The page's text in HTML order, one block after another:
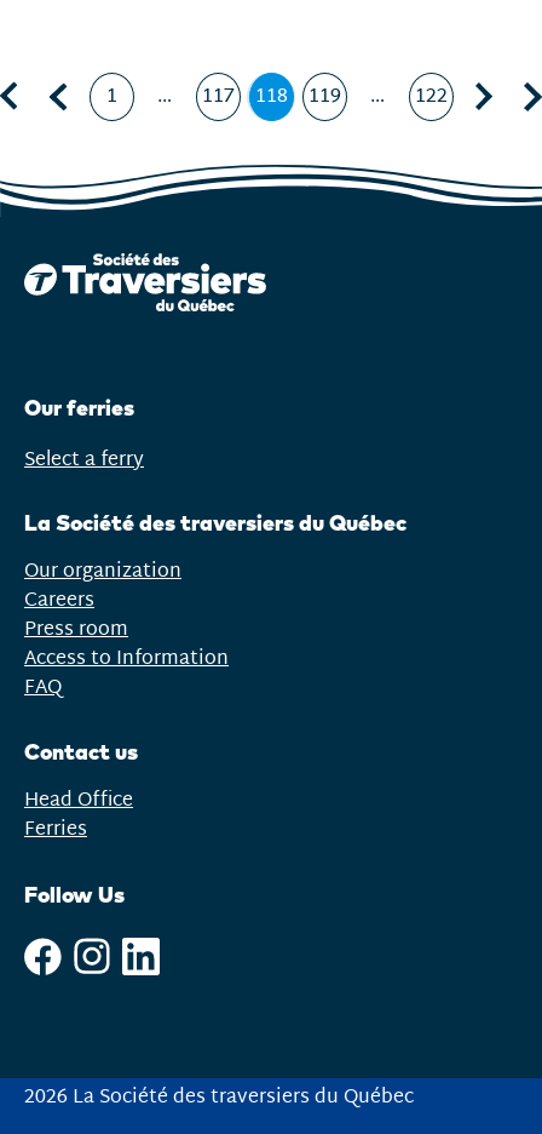
First page Previous page, page Page
1 … Page
117 Page
118
,
page
Page
119 … Page
122 Next page, page 119
Our ferries
Open
Select a ferry
La Société des traversiers du Québec
Our organization
Careers
Press room
Access to Information
FAQ
Contact us
Head Office
Ferries
Follow Us
2026 La Société des traversiers du Québec